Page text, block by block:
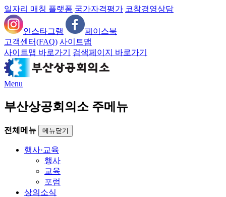
일자리 매칭 플랫폼 국가자격평가 코참경영상담
인스타그램
페이스북
고객센터(FAQ) 사이트맵
사이트맵 바로가기
검색페이지 바로가기
Menu
부산상공회의소 주메뉴
전체메뉴 메뉴닫기
행사·교육
행사
교육
포럼
상의소식